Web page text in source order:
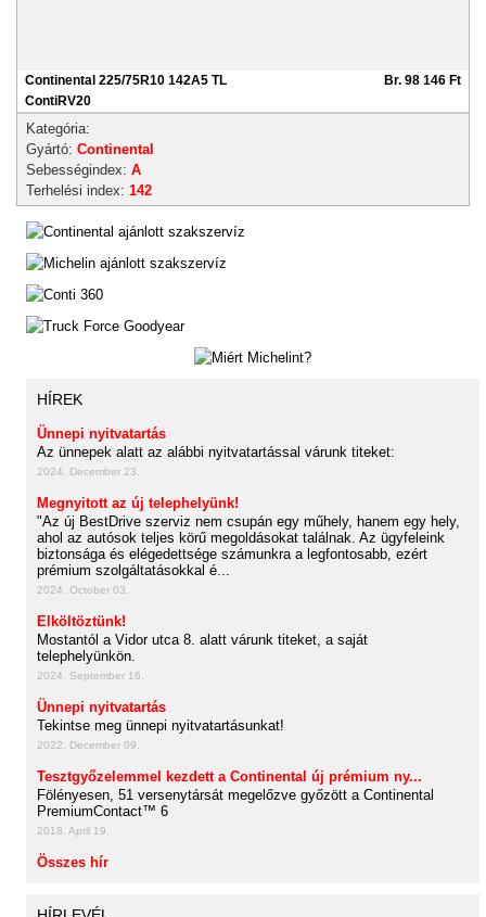
Continental 225/75R10 142A5 TL
ContiRV20
Br. 98 146 Ft
Kategória:
Gyártó: Continental
Sebességindex: A
Terhelési index: 142
HÍREK
Ünnepi nyitvatartás
Az ünnepek alatt az alábbi nyitvatartással várunk titeket:
2024. December 23.
Megnyitott az új telephelyünk!
"Az új BestDrive szerviz nem csupán egy műhely, hanem egy hely,
ahol az autósok teljes körű megoldásokat találnak. Az ügyfeleink
biztonsága és elégedettsége számunkra a legfontosabb, ezért
prémium szolgáltatásokkal é...
2024. October 03.
Elköltöztünk!
Mostantól a Vidor utca 8. alatt várunk titeket, a saját
telephelyünkön.
2024. September 16.
Ünnepi nyitvatartás
Tekintse meg ünnepi nyitvatartásunkat!
2022. December 09.
Tesztgyőzelemmel kezdett a Continental új prémium ny...
Fölényesen, 51 versenytársát megelőzve győzött a Continental
PremiumContact™ 6
2018. April 19.
Összes hír